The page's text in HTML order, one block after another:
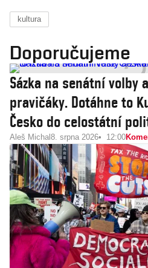
kultura
Doporučujeme
Sázka na senátní volby
pravičáky. Dotáhne to
Česko do celostátní
Aleš Michal 8. srpna 2026 12:00